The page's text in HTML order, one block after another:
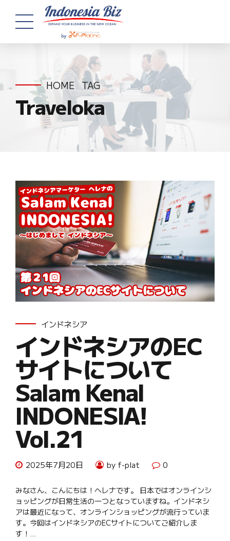
HOME TAG
Traveloka
インドネシア
インドネシアのEC
サイトについて
Salam Kenal
INDONESIA!
Vol.21
2025年7月20日 by f-plat 0
みなさん、こんにちは！ヘレナです。 日本ではオンラインシ
ョッピングが日常生活の一つとなっていますね。インドネシ
アは最近になって、オンラインショッピングが流行っていま
す。今回はインドネシアのECサイトについてご紹介しま
す！...